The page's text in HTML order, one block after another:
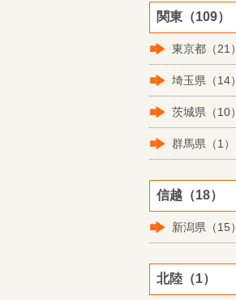
関東（109）
東京都（21）
埼玉県（14）
茨城県（10）
群馬県（1）
信越（18）
新潟県（15）
北陸（1）